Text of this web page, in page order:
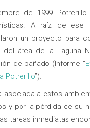
de 1999
A raíz de ese
un proyecto para
del área de la Laguna
de bañado (Informe “
Potrerillo”).
asociada a estos
y por la pérdida de su
tareas inmediatas